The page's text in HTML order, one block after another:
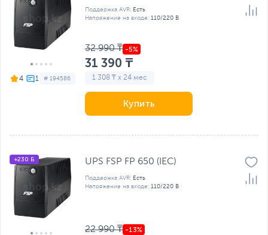
4 # 194586
Поддержка AVR: Есть
Напряжение на входе: 110/220 В
32 990 ₸
31 390 ₸
1 308 ₸ x 24 мес
Купить
+230 Б UPS FSP FP 650 (IEC)
Поддержка AVR: Есть
Напряжение на входе: 110/220 В
22 990 ₸